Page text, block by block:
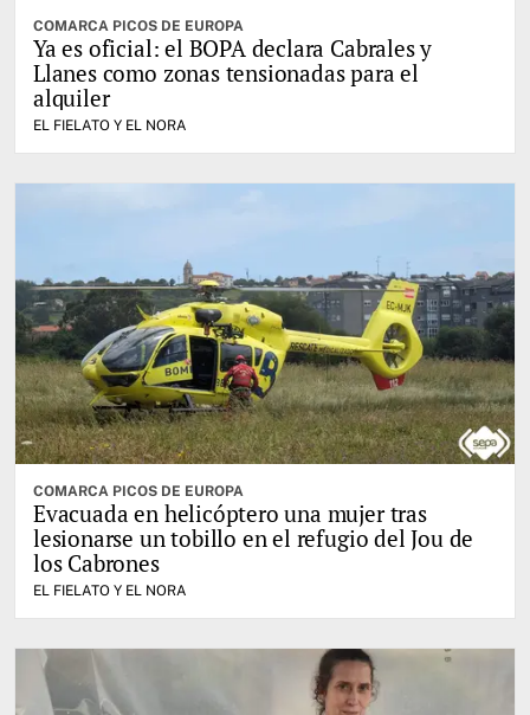
COMARCA PICOS DE EUROPA
Ya es oficial: el BOPA declara Cabrales y
Llanes como zonas tensionadas para el
alquiler
EL FIELATO Y EL NORA
COMARCA PICOS DE EUROPA
Evacuada en helicóptero una mujer tras
lesionarse un tobillo en el refugio del Jou de
los Cabrones
EL FIELATO Y EL NORA